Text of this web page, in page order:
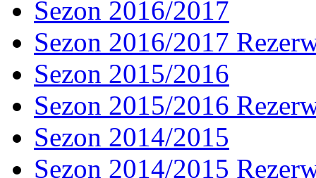
Sezon 2016/2017
Sezon 2016/2017
Sezon 2015/2016
Sezon 2015/2016
Sezon 2014/2015
Sezon 2014/2015